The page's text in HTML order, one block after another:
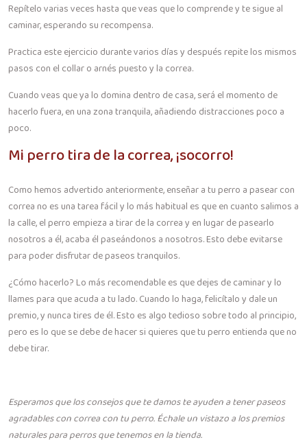
Repítelo varias veces hasta que veas que lo comprende y te sigue al
caminar, esperando su recompensa.
Practica este ejercicio durante varios días y después repite los mismos
pasos con el collar o arnés puesto y la correa.
Cuando veas que ya lo domina dentro de casa, será el momento de
hacerlo fuera, en una zona tranquila, añadiendo distracciones poco a
poco.
Mi perro tira de la correa, ¡socorro!
Como hemos advertido anteriormente, enseñar a tu perro a pasear con
correa no es una tarea fácil y lo más habitual es que en cuanto salimos a
la calle, el perro empieza a tirar de la correa y en lugar de pasearlo
nosotros a él, acaba él paseándonos a nosotros. Esto debe evitarse
para poder disfrutar de paseos tranquilos.
¿Cómo hacerlo? Lo más recomendable es que dejes de caminar y lo
llames para que acuda a tu lado. Cuando lo haga, felicítalo y dale un
premio, y nunca tires de él. Esto es algo tedioso sobre todo al principio,
pero es lo que se debe de hacer si quieres que tu perro entienda que no
debe tirar.
Esperamos que los consejos que te damos te ayuden a tener paseos
agradables con correa con tu perro. Échale un vistazo a los premios
naturales para perros que tenemos en la tienda.